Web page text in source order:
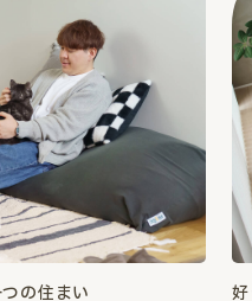
れる暮らし。